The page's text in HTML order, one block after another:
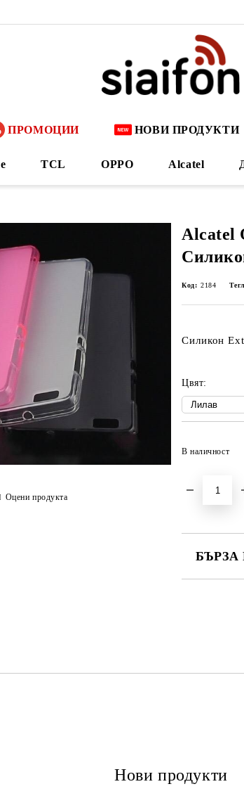
ПРОМОЦИИ НОВИ ПРОДУКТИ
TCL OPPO Alcatel
Alcatel
Код: 2184
Силикон
Цвят:
В наличност
БЪРЗА
Оцени продукта
Нови продукти